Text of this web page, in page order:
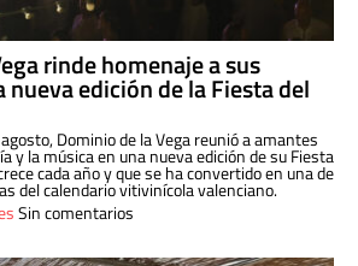
rinde homenaje a sus
nueva edición de la Fiesta del
Dominio de la Vega reunió a amantes
y la música en una nueva edición de su Fiesta
cada año y que se ha convertido en una de
del calendario vitivinícola valenciano.
Sin comentarios